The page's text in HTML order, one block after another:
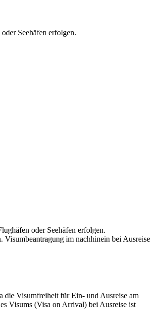
Seehäfen erfolgen.
oder Seehäfen erfolgen.
. Visumbeantragung im nachhinein bei Ausreise
die Visumfreiheit für Ein- und Ausreise am
Visums (Visa on Arrival) bei Ausreise ist